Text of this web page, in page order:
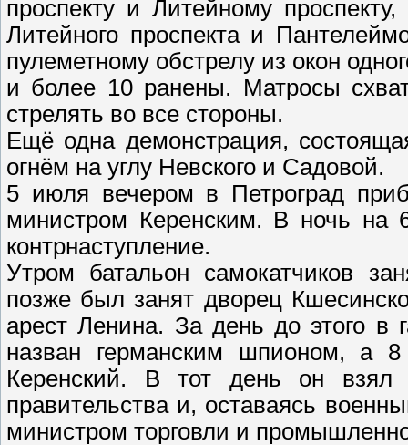
проспекту и Литейному
Литейного проспекта и
пулеметному обстрелу из окон
и более 10 ранены. Матросы
стрелять во все стороны.
Ещё одна демонстрация,
огнём на углу Невского и Садовой.
5 июля вечером в Петроград
министром Керенским. В ночь на
контрнаступление.
Утром батальон самокатчиков
позже был занят дворец
арест Ленина. За день до этого
назван германским шпионом, а
Керенский. В тот день он взял
правительства и, оставаясь
министром торговли и